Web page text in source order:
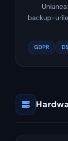
backup-
GDPR